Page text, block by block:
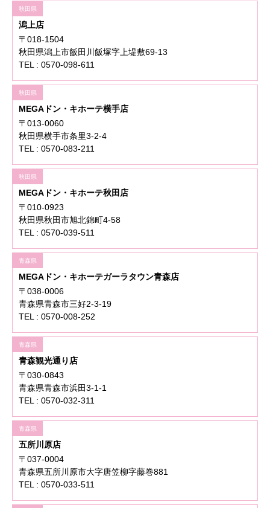
秋田県
潟上店
〒018-1504
秋田県潟上市飯田川飯塚字上堤敷69-13
TEL : 0570-098-611
秋田県
MEGAドン・キホーテ横手店
〒013-0060
秋田県横手市条里3-2-4
TEL : 0570-083-211
秋田県
MEGAドン・キホーテ秋田店
〒010-0923
秋田県秋田市旭北錦町4-58
TEL : 0570-039-511
青森県
MEGAドン・キホーテガーラタウン青森店
〒038-0006
青森県青森市三好2-3-19
TEL : 0570-008-252
青森県
青森観光通り店
〒030-0843
青森県青森市浜田3-1-1
TEL : 0570-032-311
青森県
五所川原店
〒037-0004
青森県五所川原市大字唐笠柳字藤巻881
TEL : 0570-033-511